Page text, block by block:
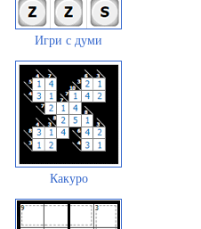
Игри с думи
Какуро